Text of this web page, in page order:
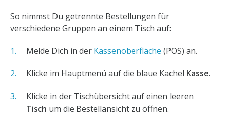
So nimmst Du getrennte Bestellungen für
verschiedene Gruppen an einem Tisch auf:
Melde Dich in der Kassenoberfläche (POS) an.
Klicke im Hauptmenü auf die blaue Kachel Kasse.
Klicke in der Tischübersicht auf einen leeren
Tisch um die Bestellansicht zu öffnen.